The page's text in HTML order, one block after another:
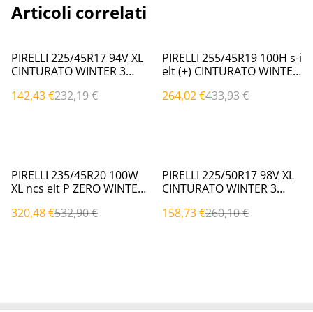
Articoli correlati
%
PIRELLI 225/45R17 94V XL
CINTURATO WINTER 3
142,43 €232,19 €
%
PIRELLI 255/45R19 100H s-i
elt (+) CINTURATO WINTER
264,02 €433,93 €
%
PIRELLI 235/45R20 100W
XL ncs elt P ZERO WINTER
320,48 €532,90 €
%
PIRELLI 225/50R17 98V XL
CINTURATO WINTER 3
158,73 €260,10 €